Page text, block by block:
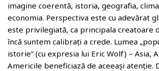
imagine coerentă, istoria, geografia,
economia. Perspectiva este cu adevărat
este privilegiată, ca principala creatoare
încă suntem calibrați a crede. Lumea
istorie” (cu expresia lui Eric Wolf) – Asia,
Americile beneficiază de aceeași atenție.